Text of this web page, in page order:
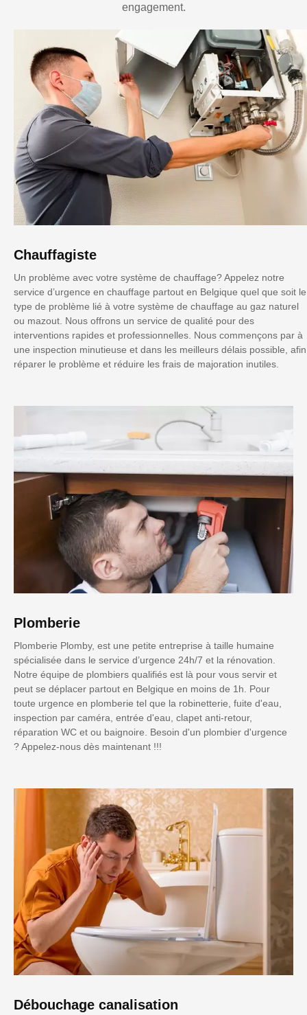
engagement.
Chauffagiste
Un problème avec votre système de chauffage? Appelez notre
service d’urgence en chauffage partout en Belgique quel que soit le
type de problème lié à votre système de chauffage au gaz naturel
ou mazout. Nous offrons un service de qualité pour des
interventions rapides et professionnelles. Nous commençons par à
une inspection minutieuse et dans les meilleurs délais possible, afin
réparer le problème et réduire les frais de majoration inutiles.
Plomberie
Plomberie Plomby, est une petite entreprise à taille humaine
spécialisée dans le service d’urgence 24h/7 et la rénovation.
Notre équipe de plombiers qualifiés est là pour vous servir et
peut se déplacer partout en Belgique en moins de 1h. Pour
toute urgence en plomberie tel que la robinetterie, fuite d'eau,
inspection par caméra, entrée d'eau, clapet anti-retour,
réparation WC et ou baignoire. Besoin d'un plombier d'urgence
? Appelez-nous dès maintenant !!!
Débouchage canalisation